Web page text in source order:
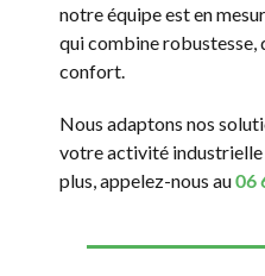
notre équipe est en
qui combine
confort.
Nous adaptons nos
votre activité industrielle
plus, appelez-nous au06